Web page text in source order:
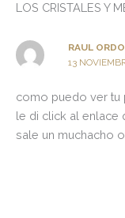
LOS CRISTALES Y
RAUL
13
como puedo ver tu
le di click al enlace
sale un muchacho